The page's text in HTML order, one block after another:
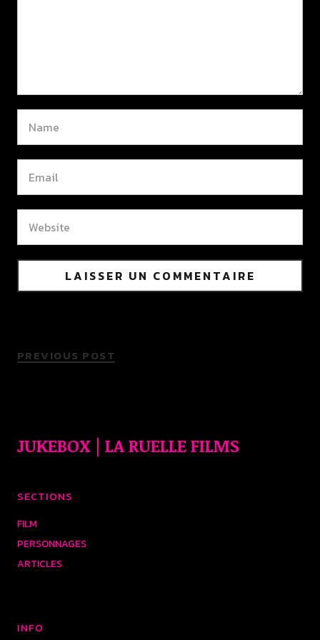
PREVIOUS POST
JUKEBOX | LA RUELLE FILMS
SECTIONS
FILM
PERSONNAGES
ARTICLES
INFO